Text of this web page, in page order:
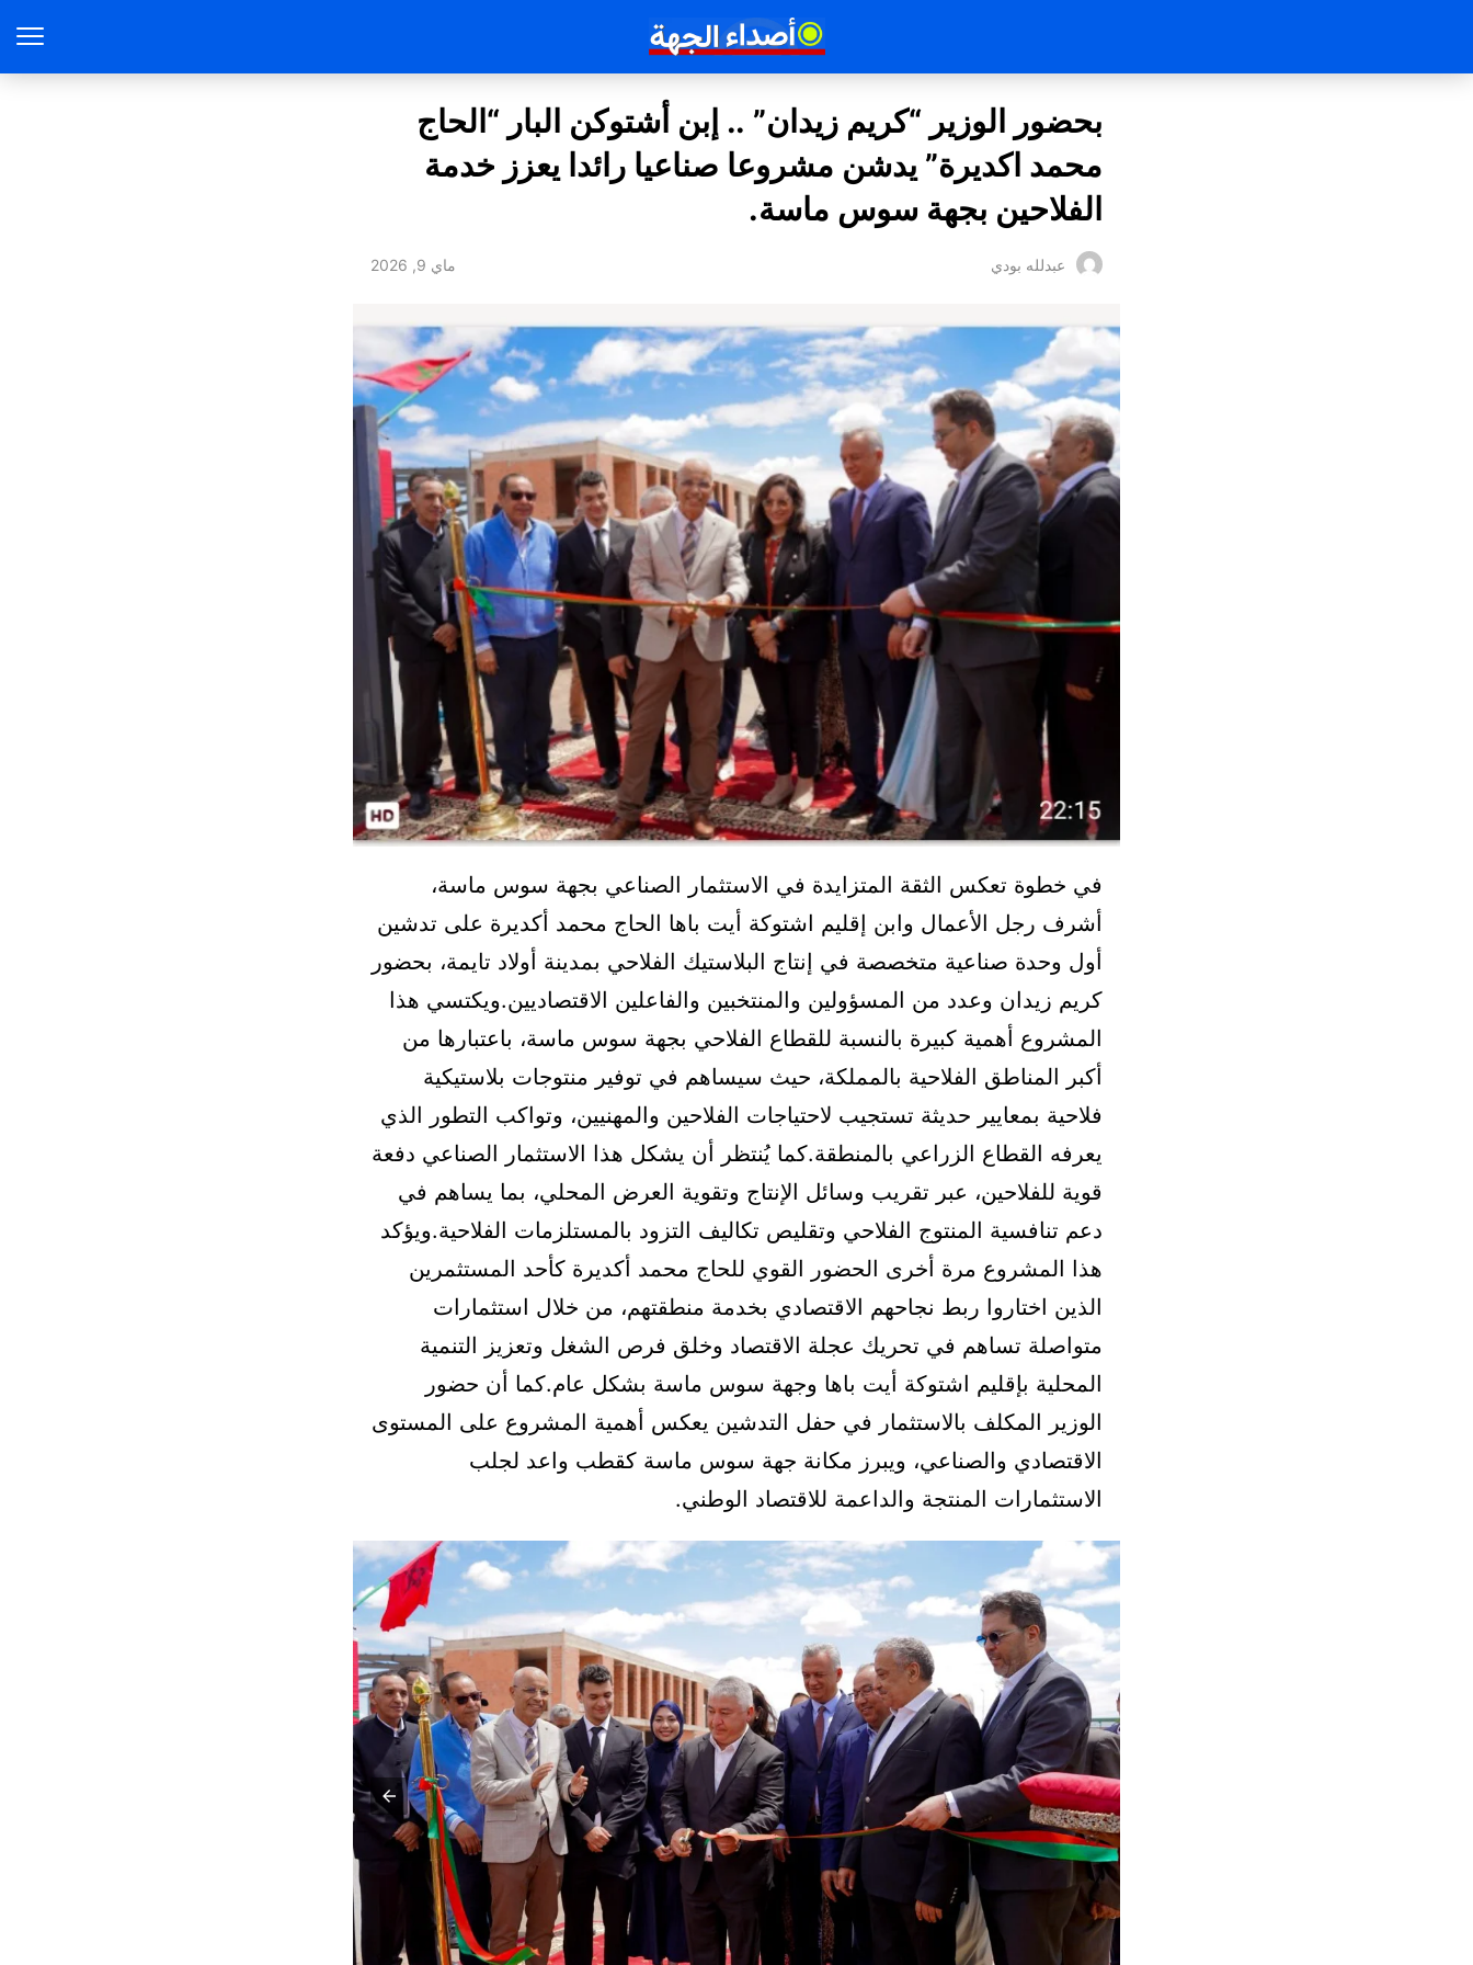
بحضور الوزير “كريم زيدان” .. إبن أشتوكن البار “الحاج
محمد اكديرة” يدشن مشروعا صناعيا رائدا يعزز خدمة
الفلاحين بجهة سوس ماسة.
عبدلله بودي ماي 9, 2026
في خطوة تعكس الثقة المتزايدة في الاستثمار الصناعي بجهة سوس ماسة،
أشرف رجل الأعمال وابن إقليم اشتوكة أيت باها الحاج محمد أكديرة على تدشين
أول وحدة صناعية متخصصة في إنتاج البلاستيك الفلاحي بمدينة أولاد تايمة، بحضور
كريم زيدان وعدد من المسؤولين والمنتخبين والفاعلين الاقتصاديين.ويكتسي هذا
المشروع أهمية كبيرة بالنسبة للقطاع الفلاحي بجهة سوس ماسة، باعتبارها من
أكبر المناطق الفلاحية بالمملكة، حيث سيساهم في توفير منتوجات بلاستيكية
فلاحية بمعايير حديثة تستجيب لاحتياجات الفلاحين والمهنيين، وتواكب التطور الذي
يعرفه القطاع الزراعي بالمنطقة.كما يُنتظر أن يشكل هذا الاستثمار الصناعي دفعة
قوية للفلاحين، عبر تقريب وسائل الإنتاج وتقوية العرض المحلي، بما يساهم في
دعم تنافسية المنتوج الفلاحي وتقليص تكاليف التزود بالمستلزمات الفلاحية.ويؤكد
هذا المشروع مرة أخرى الحضور القوي للحاج محمد أكديرة كأحد المستثمرين
الذين اختاروا ربط نجاحهم الاقتصادي بخدمة منطقتهم، من خلال استثمارات
متواصلة تساهم في تحريك عجلة الاقتصاد وخلق فرص الشغل وتعزيز التنمية
المحلية بإقليم اشتوكة أيت باها وجهة سوس ماسة بشكل عام.كما أن حضور
الوزير المكلف بالاستثمار في حفل التدشين يعكس أهمية المشروع على المستوى
الاقتصادي والصناعي، ويبرز مكانة جهة سوس ماسة كقطب واعد لجلب
الاستثمارات المنتجة والداعمة للاقتصاد الوطني.